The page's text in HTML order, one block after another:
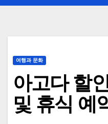
여행과 문화
아고다 할
및 휴식 예